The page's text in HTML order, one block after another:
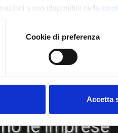
sono disponibili nella
Cookie di preferenza
Accetta
le imprese